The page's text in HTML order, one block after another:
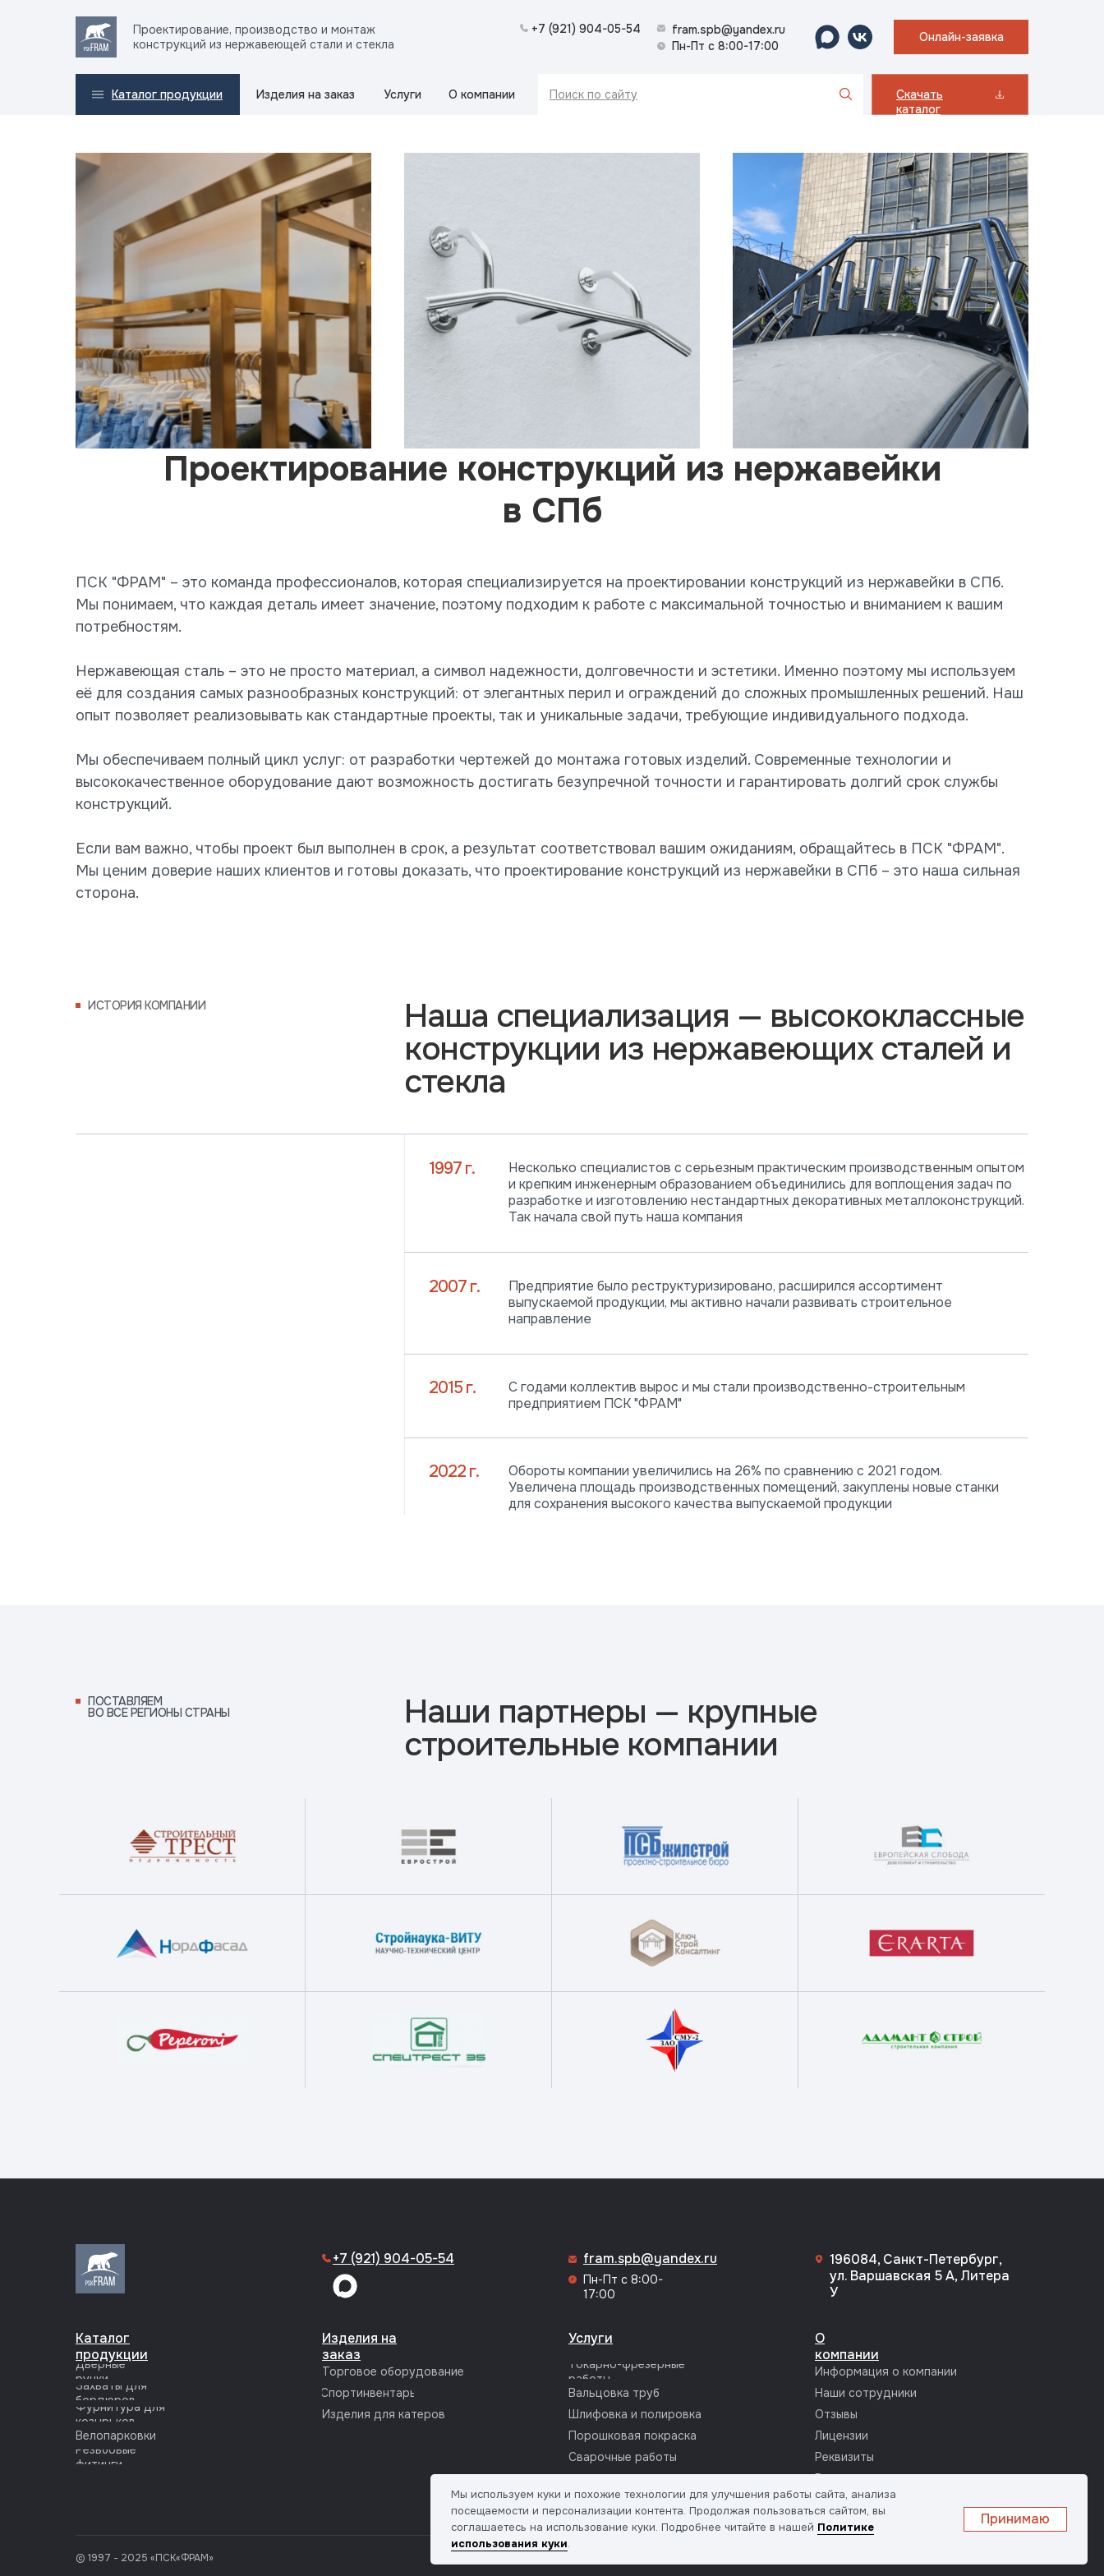
О компании Поиск по сайту
Услуги
Изделия на заказ
Проектирование, производство и монтаж
конструкций из нержавеющей стали и стекла
Онлайн-заявка
fram.spb@yandex.ru
Пн-Пт с 8:00-17:00
Скачать
каталог
+7 (921) 904-05-54
Каталог продукции
Проектирование конструкций из нержавейки
в СПб
ПСК "ФРАМ" – это команда профессионалов, которая специализируется на проектировании конструкций из нержавейки в СПб.
Мы понимаем, что каждая деталь имеет значение, поэтому подходим к работе с максимальной точностью и вниманием к вашим
потребностям.
Нержавеющая сталь – это не просто материал, а символ надежности, долговечности и эстетики. Именно поэтому мы используем
её для создания самых разнообразных конструкций: от элегантных перил и ограждений до сложных промышленных решений. Наш
опыт позволяет реализовывать как стандартные проекты, так и уникальные задачи, требующие индивидуального подхода.
Мы обеспечиваем полный цикл услуг: от разработки чертежей до монтажа готовых изделий. Современные технологии и
высококачественное оборудование дают возможность достигать безупречной точности и гарантировать долгий срок службы
конструкций.
Если вам важно, чтобы проект был выполнен в срок, а результат соответствовал вашим ожиданиям, обращайтесь в ПСК "ФРАМ".
Мы ценим доверие наших клиентов и готовы доказать, что проектирование конструкций из нержавейки в СПб – это наша сильная
сторона.
Наша специализация — высококлассные
конструкции из нержавеющих сталей и
стекла
1997 г.
ИСТОРИЯ КОМПАНИИ
Несколько специалистов с серьезным практическим производственным опытом
и крепким инженерным образованием объединились для воплощения задач по
разработке и изготовлению нестандартных декоративных металлоконструкций.
Так начала свой путь наша компания
2007 г.
Предприятие было реструктуризировано, расширился ассортимент
выпускаемой продукции, мы активно начали развивать строительное
направление
2015 г.
С годами коллектив вырос и мы стали производственно-строительным
предприятием ПСК "ФРАМ"
2022 г.
Обороты компании увеличились на 26% по сравнению с 2021 годом.
Увеличена площадь производственных помещений, закуплены новые станки
для сохранения высокого качества выпускаемой продукции
Наши партнеры — крупные
строительные компании
ПОСТАВЛЯЕМ
ВО ВСЕ РЕГИОНЫ СТРАНЫ
© 1997 - 2025 «ПСК«ФРАМ»
О
компании
Каталог
продукции
Информация о компании
Наши сотрудники
Дверные
ручки
Отзывы
Захваты для
бордюров
Лицензии
Фурнитура для
козырьков
Реквизиты
Велопарковки
Резьбовые
фитинги
Изделия на
заказ
Торговое оборудование
Спортинвентарь
Изделия для катеров
Услуги
Токарно-фрезерные
работы
Вальцовка труб
Шлифовка и полировка
Порошковая покраска
Сварочные работы
+7 (921) 904-05-54
Вакансии
fram.spb@yandex.ru
Пн-Пт с 8:00-
17:00
196084, Санкт-Петербург,
ул. Варшавская 5 А, Литера
У
Мы используем куки и похожие технологии для улучшения работы сайта, анализа
посещаемости и персонализации контента. Продолжая пользоваться сайтом, вы
соглашаетесь на использование куки. Подробнее читайте в нашей Политике
использования куки.
Принимаю